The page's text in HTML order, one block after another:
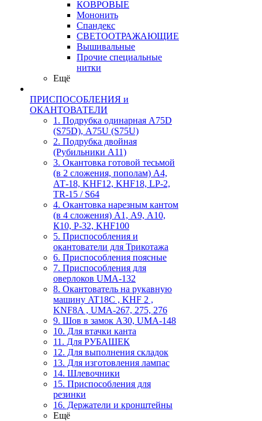
КОВРОВЫЕ
Мононить
Спандекс
СВЕТООТРАЖАЮЩИЕ
Вышивальные
Прочие специальные
нитки
Ещё
ПРИСПОСОБЛЕНИЯ и
ОКАНТОВАТЕЛИ
1. Подрубка одинарная А75D
(S75D), А75U (S75U)
2. Подрубка двойная
(Рубильники А11)
3. Окантовка готовой тесьмой
(в 2 сложения, пополам) А4,
АТ-18, KHF12, KHF18, LP-2,
TR-15 / S64
4. Окантовка нарезным кантом
(в 4 сложения) А1, А9, А10,
К10, Р-32, KHF100
5. Приспособления и
окантователи для Трикотажа
6. Приспособления поясные
7. Приспособления для
оверлоков UMA-132
8. Окантователь на рукавную
машину AT18C , KHF 2 ,
KNF8A , UMA-267, 275, 276
9. Шов в замок А30, UMA-148
10. Для втачки канта
11. Для РУБАШЕК
12. Для выполнения складок
13. Для изготовления лампас
14. Шлевочники
15. Приспособления для
резинки
16. Держатели и кронштейны
Ещё